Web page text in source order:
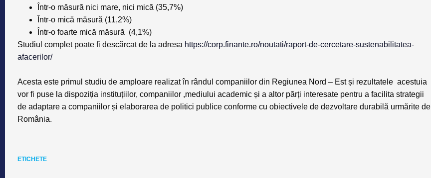
Într-o măsură nici mare, nici mică (35,7%)
Într-o mică măsură (11,2%)
Într-o foarte mică măsură (4,1%)
Studiul complet poate fi descărcat de la adresa https://corp.finante.ro/noutati/raport-de-cercetare-sustenabilitatea-
afacerilor/
Acesta este primul studiu de amploare realizat în rândul companiilor din Regiunea Nord – Est și rezultatele acestuia
vor fi puse la dispoziția instituțiilor, companiilor ,mediului academic și a altor părți interesate pentru a facilita strategii
de adaptare a companiilor și elaborarea de politici publice conforme cu obiectivele de dezvoltare durabilă urmărite de
România.
ETICHETE